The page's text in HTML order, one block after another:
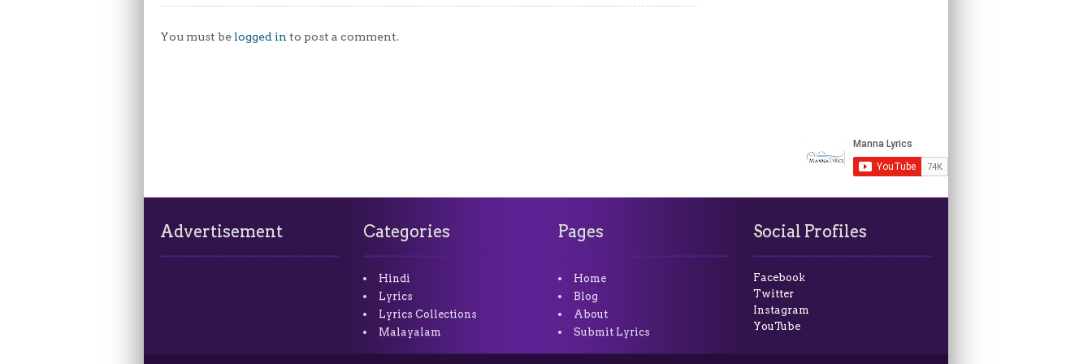
You must be logged in to post a comment.
Advertisement Categories
Hindi
Lyrics
Lyrics Collections
Malayalam
Pages
Home
Blog
About
Submit Lyrics
Social Profiles
Facebook
Twitter
Instagram
YouTube